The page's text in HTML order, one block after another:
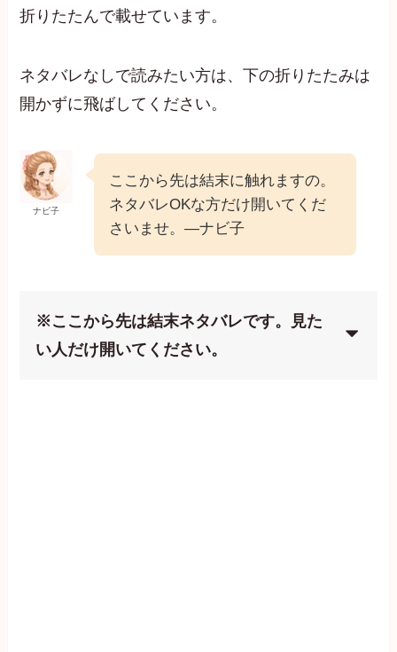
折りたたんで載せています。
ネタバレなしで読みたい方は、下の折りたたみは
開かずに飛ばしてください。
ナビ子
ここから先は結末に触れますの。
ネタバレOKな方だけ開いてくだ
さいませ。—ナビ子
※ここから先は結末ネタバレです。見た
い人だけ開いてください。